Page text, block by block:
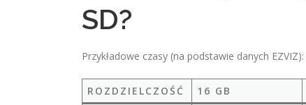
SD?
Przykładowe czasy (na podstawie danych EZVIZ):
ROZDZIELCZOŚĆ 16 GB